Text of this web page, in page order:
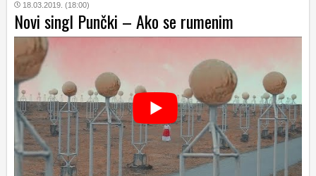
18.03.2019. (18:00)
Novi singl Punčki – Ako se rumenim